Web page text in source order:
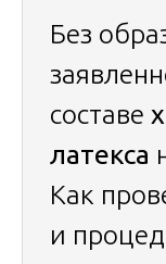
Без
составе
латекса
Как
и